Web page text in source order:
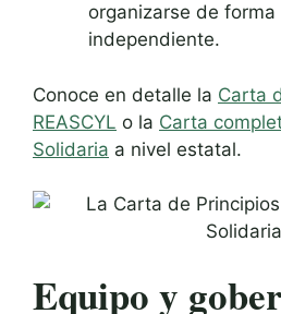
organizarse de
independiente.
Conoce en detalle la Carta
REASCYL o la Carta
Solidaria a nivel estatal.
Equipo y